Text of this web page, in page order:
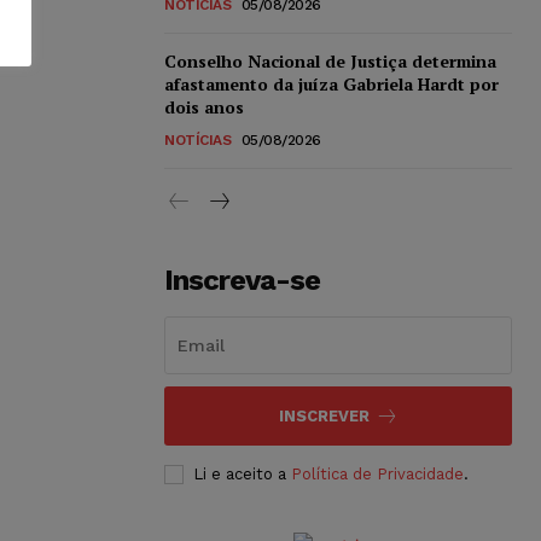
NOTÍCIAS 05/08/2026
Conselho Nacional de Justiça determina
afastamento da juíza Gabriela Hardt por
dois anos
NOTÍCIAS 05/08/2026
Inscreva-se
INSCREVER
Li e aceito a Política de Privacidade.